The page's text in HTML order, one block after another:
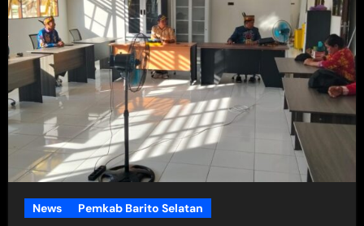
News Pemkab Barito Selatan